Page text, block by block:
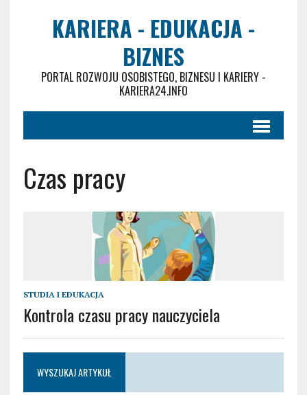
KARIERA - EDUKACJA -
BIZNES
PORTAL ROZWOJU OSOBISTEGO, BIZNESU I KARIERY -
KARIERA24.INFO
Czas pracy
STUDIA I EDUKACJA
Kontrola czasu pracy nauczyciela
WYSZUKAJ ARTYKUŁ